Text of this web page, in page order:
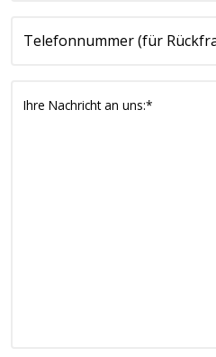
(erforderlich)